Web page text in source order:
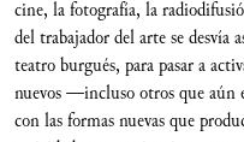
cine, la fotografía, la
del trabajador del arte se desvía
teatro burgués, para pasar a
nuevos —incluso otros que aún
con las formas nuevas que